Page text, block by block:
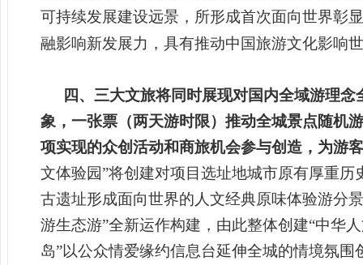
可持续发展建设远景，所形成首次面向世界彰
融影响新发展力，具有推动中国旅游文化影响
四、三大文旅将同时展现对国内全域游理
象，一张票（两天游时限）推动全城景点随机
项实现的众创活动和商旅机会参与创造，为游
文体验园”将创建对项目选址地城市原有厚重
古遗址形成面向世界的人文经典原味体验游分
游生态游”全新运作构建，由此整体创建“中华
岛”以公众情爱缘约信息台延伸全城的情境氛